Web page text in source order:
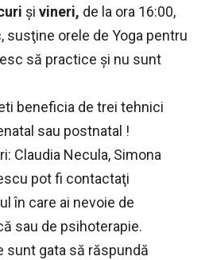
şi vineri, de la ora 16:00,
susţine orele de Yoga pentru
să practice şi nu sunt
beneficia de trei tehnici
sau postnatal !
Claudia Necula, Simona
pot fi contactaţi
în care ai nevoie de
sau de psihoterapie.
sunt gata să răspundă